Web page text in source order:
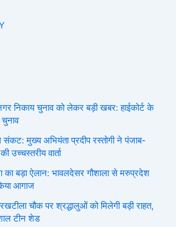
निकाय चुनाव को लेकर बड़ी खबर: हाईकोर्ट के
संकट: मुख्य अभियंता प्रदीप रस्तोगी ने पंजाब-
उच्चस्तरीय वार्ता
का बड़ा ऐलान: भावलदेसर गौशाला से मरुप्रदेश
आगाज
चौक पर श्रद्धालुओं को मिलेगी बड़ी राहत,
टीन शेड